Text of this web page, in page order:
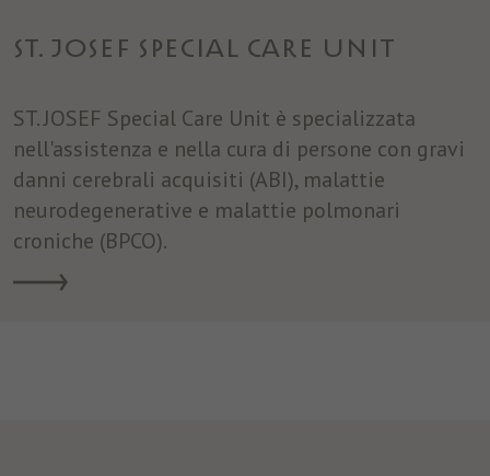
ST. JOSEF SPECIAL CARE UNIT
ST. JOSEF Special Care Unit è specializzata
nell'assistenza e nella cura di persone con gravi
danni cerebrali acquisiti (ABI), malattie
neurodegenerative e malattie polmonari
croniche (BPCO).